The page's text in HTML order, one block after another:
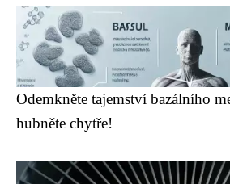
Odemkněte tajemství bazálního
hubněte chytře!